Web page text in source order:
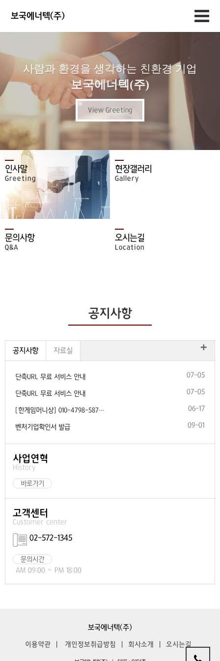
보국에너텍(주)
사람과 환경을 생각하는 친환경 기업
보국에너텍(주)
View Greeting
인사말
Greeting
현장갤러리
Gallery
문의사항
Q&A
오시는길
Location
공지사항
공지사항 자료실
단축URL 무료 서비스 안내 07-05
단축URL 무료 서비스 안내 07-05
[한​게임​머니​상] 01​0-​47​98​-5​87… 06-17
벤처기업확인서 발급 09-01
+
사업연혁
History
바로가기
고객센터
Customer center
02-572-1345
문의시간
AM 09:00 ~ PM 18:00
보국에너텍(주)
이용약관 개인정보취급방침 회사소개 오시는길